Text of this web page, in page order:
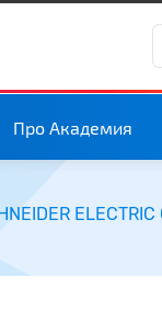
Про Академия